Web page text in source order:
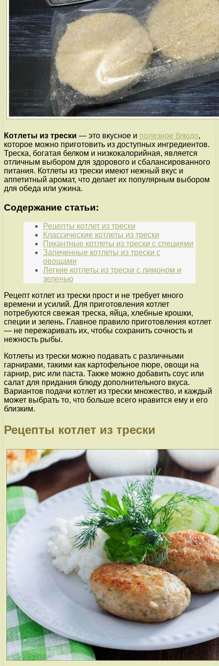
Котлеты из трески — это вкусное и полезное блюдо,
которое можно приготовить из доступных ингредиентов.
Треска, богатая белком и низкокалорийная, является
отличным выбором для здорового и сбалансированного
питания. Котлеты из трески имеют нежный вкус и
аппетитный аромат, что делает их популярным выбором
для обеда или ужина.
Содержание статьи:
Рецепты котлет из трески
Классические котлеты из трески
Пикантные котлеты из трески с специями
Запеченные котлеты из трески с
овощами
Легкие котлеты из трески с лимоном и
зеленью
Рецепт котлет из трески прост и не требует много
времени и усилий. Для приготовления котлет
потребуются свежая треска, яйца, хлебные крошки,
специи и зелень. Главное правило приготовления котлет
— не пережаривать их, чтобы сохранить сочность и
нежность рыбы.
Котлеты из трески можно подавать с различными
гарнирами, такими как картофельное пюре, овощи на
гарнир, рис или паста. Также можно добавить соус или
салат для придания блюду дополнительного вкуса.
Вариантов подачи котлет из трески множество, и каждый
может выбрать то, что больше всего нравится ему и его
близким.
Рецепты котлет из трески